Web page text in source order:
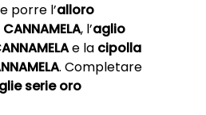
porre l’alloro
, l’aglio
e la cipolla
. Completare
serie oro